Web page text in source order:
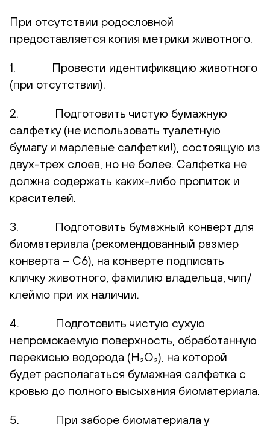
При отсутствии родословной
предоставляется копия метрики животного.
1. Провести идентификацию животного
(при отсутствии).
2. Подготовить чистую бумажную
салфетку (не использовать туалетную
бумагу и марлевые салфетки!), состоящую из
двух-трех слоев, но не более. Салфетка не
должна содержать каких-либо пропиток и
красителей.
3. Подготовить бумажный конверт для
биоматериала (рекомендованный размер
конверта – С6), на конверте подписать
кличку животного, фамилию владельца, чип/
клеймо при их наличии.
4. Подготовить чистую сухую
непромокаемую поверхность, обработанную
перекисью водорода (H₂O₂), на которой
будет располагаться бумажная салфетка с
кровью до полного высыхания биоматериала.
5. При заборе биоматериала у